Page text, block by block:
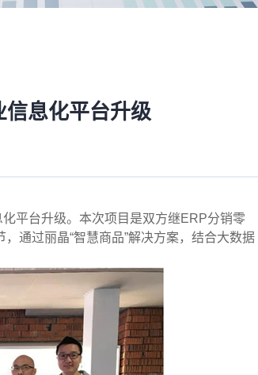
息化平台升级
平台升级。本次项目是双方继ERP分销零
通过丽晶“智慧商品”解决方案，结合大数据